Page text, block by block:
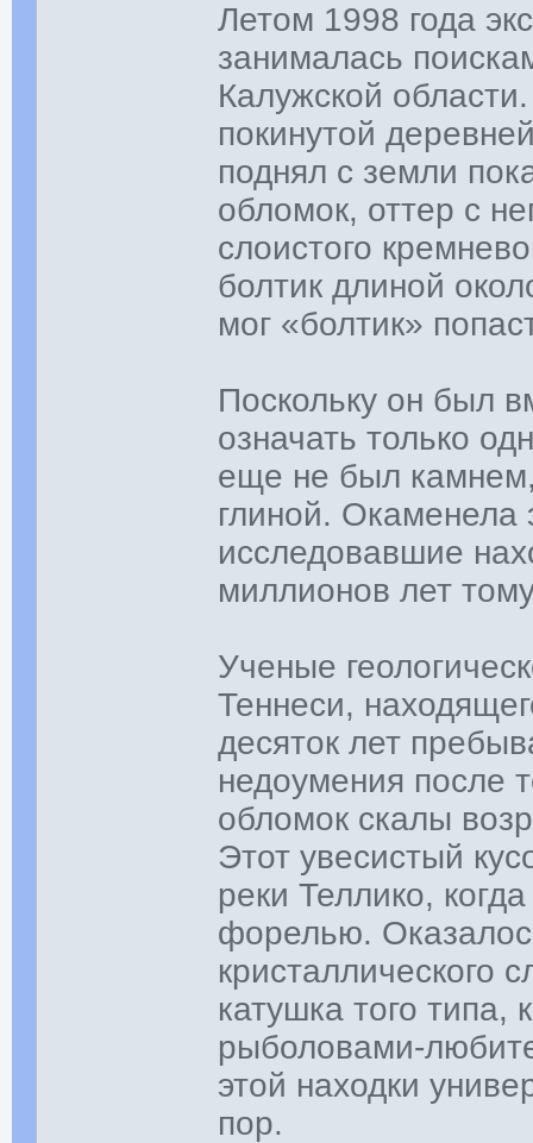
Летом 1998 года
занималась
Калужской
покинутой
поднял с земли
обломок, оттер с
слоистого
болтик длиной
мог «болтик»
Поскольку он был
означать только
еще не был
глиной. Окаменела
исследовавшие
миллионов лет
Ученые
Теннеси,
десяток лет
недоумения после
обломок скалы
Этот увесистый
реки Теллико,
форелью.
кристаллического
катушка того типа,
рыболовами-
этой находки
пор.